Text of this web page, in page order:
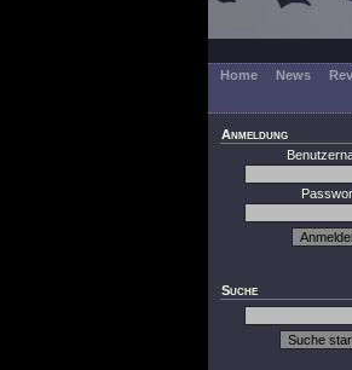
Home News
Anmeldung
Suche